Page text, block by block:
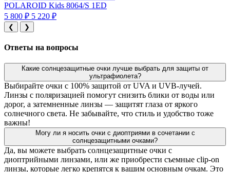
POLAROID Kids 8064/S 1ED
5 800 ₽ 5 220 ₽
❮ ❯
Ответы на вопросы
Какие солнцезащитные очки лучше выбрать для защиты от
ультрафиолета?
Выбирайте очки с 100% защитой от UVA и UVB-лучей.
Линзы с поляризацией помогут снизить блики от воды или
дорог, а затемненные линзы — защитят глаза от яркого
солнечного света. Не забывайте, что стиль и удобство тоже
важны!
Могу ли я носить очки с диоптриями в сочетании с
солнцезащитными очками?
Да, вы можете выбрать солнцезащитные очки с
диоптрийными линзами, или же приобрести съемные clip-on
линзы, которые легко крепятся к вашим основным очкам. Это